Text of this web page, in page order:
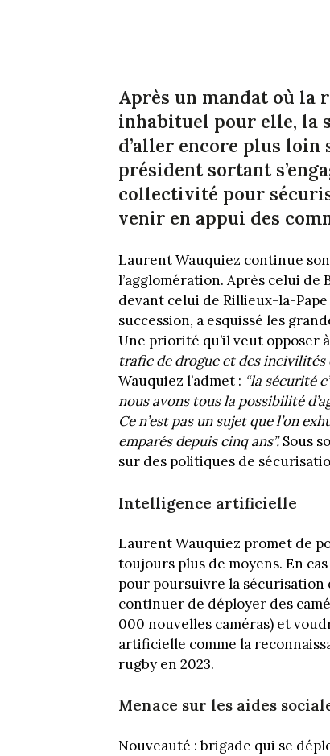
Après un mandat où la
inhabituel pour elle, la
d’aller encore plus loin
président sortant
collectivité pour
venir en appui des
Laurent Wauquiez continue
l’agglomération. Après celui de
devant celui de Rillieux-la-
succession, a esquissé les
Une priorité qu’il veut opposer à
trafic de drogue et des incivilités
Wauquiez l’admet : “la sécurité
nous avons tous la possibilité
Ce n’est pas un sujet que l’on
emparés depuis cinq ans”.Sous
sur des politiques de
Intelligence artificielle
Laurent Wauquiez promet de
toujours plus de moyens. En
pour poursuivre la sécurisation
continuer de déployer des
000 nouvelles caméras) et
artificielle comme la
rugby en 2023.
Menace sur les aides
Nouveauté : brigade qui se